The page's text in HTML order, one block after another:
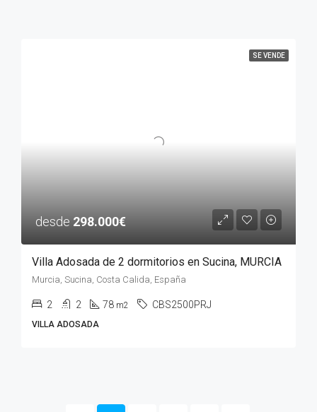
SE VENDE
desde 298.000€
Villa Adosada de 2 dormitorios en Sucina, MURCIA
Murcia, Sucina, Costa Calida, España
2 2 78 m2 CBS2500PRJ
VILLA ADOSADA